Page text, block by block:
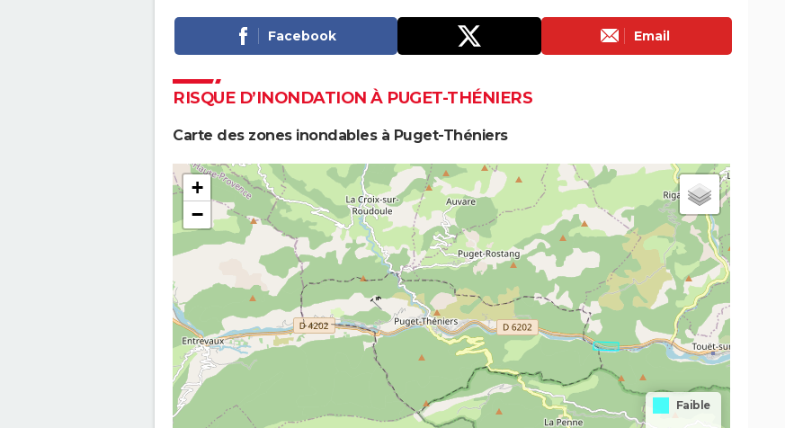
Facebook Email
RISQUE D’INONDATION À PUGET-THÉNIERS
Carte des zones inondables à Puget-Théniers
+
−
Faible